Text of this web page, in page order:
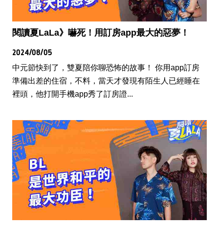
閱讀夏LaLa》嚇死！用訂房app最大的惡夢！
2024/08/05
中元節快到了，雙夏陪你聊恐怖的故事！ 你用app訂房
準備出差的住宿，不料，當天才發現有陌生人已經睡在
裡頭，他打開手機app秀了訂房證...